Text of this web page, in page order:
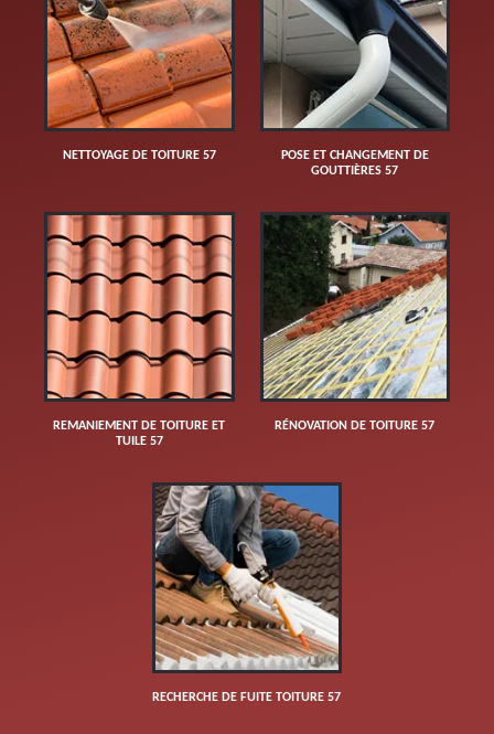
NETTOYAGE DE TOITURE 57
POSE ET CHANGEMENT DE
GOUTTIÈRES 57
REMANIEMENT DE TOITURE ET
TUILE 57
RÉNOVATION DE TOITURE 57
RECHERCHE DE FUITE TOITURE 57